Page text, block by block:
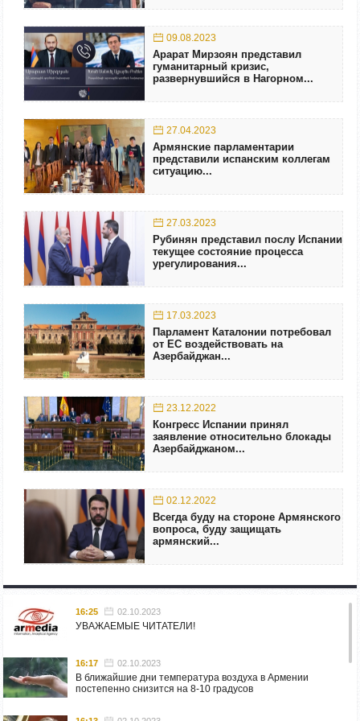
09.08.2023
Арарат Мирзоян представил
гуманитарный кризис,
развернувшийся в Нагорном...
27.04.2023
Армянские парламентарии
представили испанским коллегам
ситуацию...
27.03.2023
Рубинян представил послу Испании
текущее состояние процесса
урегулирования...
17.03.2023
Парламент Каталонии потребовал
от ЕС воздействовать на
Азербайджан...
23.12.2022
Конгресс Испании принял
заявление относительно блокады
Азербайджаном...
02.12.2022
Всегда буду на стороне Армянского
вопроса, буду защищать
армянский...
16:25 02.10.2023
УВАЖАЕМЫЕ ЧИТАТЕЛИ!
16:17 02.10.2023
В ближайшие дни температура воздуха в Армении
постепенно снизится на 8-10 градусов